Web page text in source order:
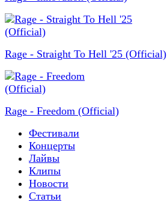
Rage - Straight To Hell '25 (Official)
Rage - Freedom (Official)
Фестивали
Концерты
Лайвы
Клипы
Новости
Статьи